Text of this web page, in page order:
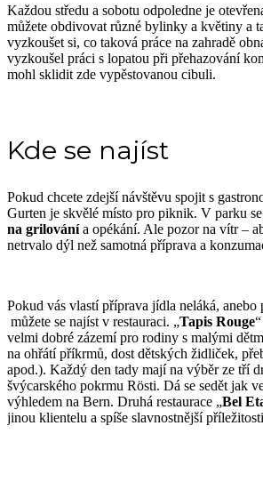
Každou středu a sobotu odpoledne je
můžete obdivovat různé bylinky a květiny a
vyzkoušet si, co taková práce na zahradě
vyzkoušel práci s lopatou při přehazování
mohl sklidit zde vypěstovanou cibuli.
Kde se najíst
Pokud chcete zdejší návštěvu spojit s
Gurten je skvělé místo pro piknik. V parku
na grilovánía opékání. Ale pozor na vítr –
netrvalo dýl než samotná příprava a
Pokud vás vlastí příprava jídla neláká, anebo
můžete se najíst v restauraci. „Tapis Rouge
velmi dobré zázemí pro rodiny s malými
na ohřátí příkrmů, dost dětských židliček,
apod.). Každý den tady mají na výběr ze tří
švýcarského pokrmu Rösti. Dá se sedět jak
výhledem na Bern. Druhá restaurace „Bel
jinou klientelu a spíše slavnostnější